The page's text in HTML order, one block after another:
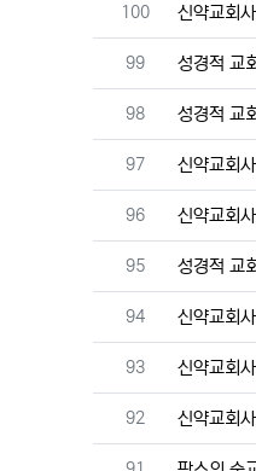
번호
100 신약교회
번호
99 성경적 교
번호
98 성경적 교
번호
97 신약교회
번호
96 신약교회
번호
95 성경적 교
번호
94 신약교회
번호
93 신약교회
번호
92 신약교회